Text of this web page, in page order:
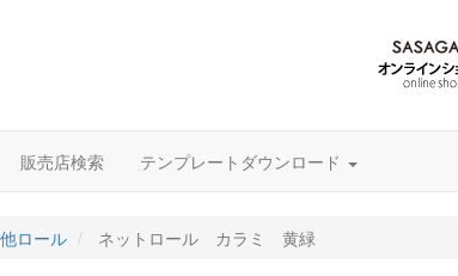
販売店検索 テンプレートダウンロード
ロール ネットロール カラミ 黄緑